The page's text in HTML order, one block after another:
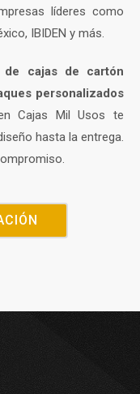
líderes como
IBIDEN y más.
de cajas de cartón
personalizados
Cajas Mil Usos te
hasta la entrega.